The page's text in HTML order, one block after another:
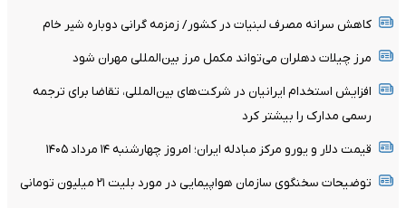
کاهش سرانه مصرف لبنیات در کشور/ زمزمه گرانی دوباره شیر خام
مرز چیلات دهلران می‌تواند مکمل مرز بین‌المللی مهران شود
افزایش استخدام ایرانیان در شرکت‌های بین‌المللی، تقاضا برای ترجمه
رسمی مدارک را بیشتر کرد
قیمت دلار و یورو مرکز مبادله ایران؛ امروز چهارشنبه ۱۴ مرداد ۱۴۰۵
توضیحات سخنگوی سازمان هواپیمایی در مورد بلیت ۲۱ میلیون تومانی